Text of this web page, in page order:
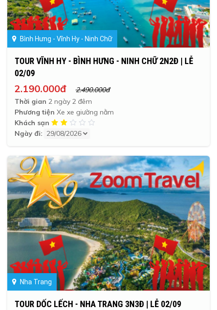
Bình Hưng - Vĩnh Hy - Ninh Chữ
TOUR VĨNH HY - BÌNH HƯNG - NINH CHỮ 2N2Đ | LỄ
02/09
2.190.000đ
2.490.000đ
Thời gian 2 ngày 2 đêm
Phương tiện Xe xe giường nằm
Khách sạn
Ngày đi:
Nha Trang
TOUR DỐC LẾCH - NHA TRANG 3N3Đ | LỄ 02/09